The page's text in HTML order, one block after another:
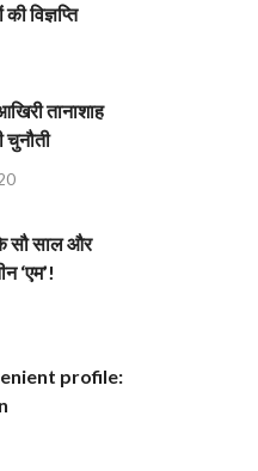
विज्ञप्ति
तानाशाह
चुनौती
सौ साल और
‘एम’!
profile: